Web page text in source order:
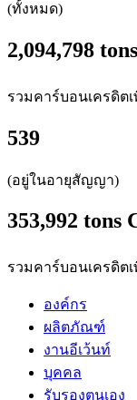
(ทั้งหมด)
2,094,798
รวมคาร์บอนเครดิต
539
(อยู่ในอายุสัญญา)
353,992 tons
รวมคาร์บอนเครดิต
องค์กร
ผลิตภัณฑ์
งานอีเว้นท์
บุคคล
รับรองตนเอง